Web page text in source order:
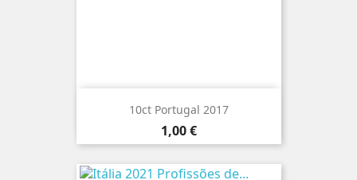
10ct Portugal 2017
Preço
1,00 €